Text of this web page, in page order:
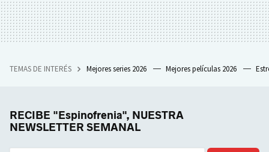
TEMAS DE INTERÉS Mejores series 2026 Mejores películas 2026
RECIBE "Espinofrenia", NUESTRA
NEWSLETTER SEMANAL